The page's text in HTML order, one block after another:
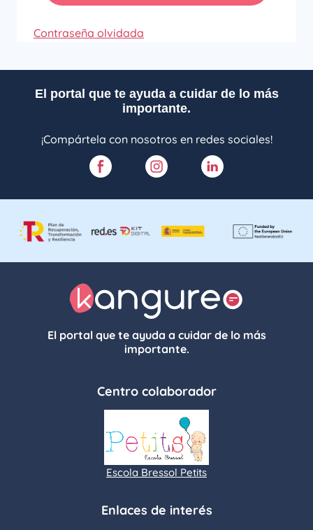
Contraseña olvidada
El portal que te ayuda a cuidar de lo más
importante.
¡Compártela con nosotros en redes sociales!
El portal que te ayuda a cuidar de lo más
importante.
Centro colaborador
Escola Bressol Petits
Enlaces de interés